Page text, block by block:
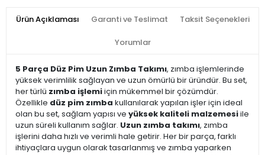
Ürün Açıklaması Garanti ve Teslimat Taksit Seçenekleri
Yorumlar
5 Parça Düz Pim Uzun Zımba Takımı, zımba işlemlerinde
yüksek verimlilik sağlayan ve uzun ömürlü bir üründür. Bu set,
her türlü zımba işlemiiçin mükemmel bir çözümdür.
Özellikle düz pim zımba kullanılarak yapılan işler için ideal
olan bu set, sağlam yapısı ve yüksek kaliteli malzemesiile
uzun süreli kullanım sağlar. Uzun zımba takımı, zımba
işlerini daha hızlı ve verimli hale getirir. Her bir parça, farklı
ihtiyaçlara uygun olarak tasarlanmış ve zımba yaparken